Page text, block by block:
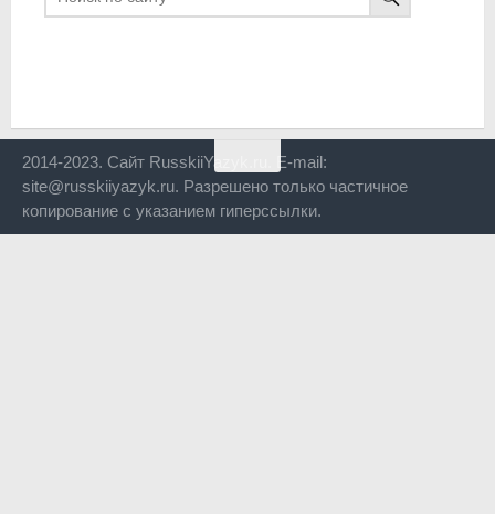
2014-2023. Сайт RusskiiYazyk.ru. E-mail:
site@russkiiyazyk.ru. Разрешено только частичное
копирование с указанием гиперссылки.